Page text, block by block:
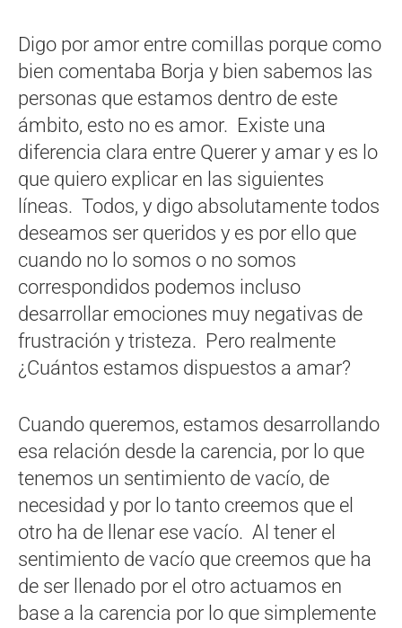
Digo por amor entre comillas porque como
bien comentaba Borja y bien sabemos las
personas que estamos dentro de este
ámbito, esto no es amor. Existe una
diferencia clara entre Querer y amar y es lo
que quiero explicar en las siguientes
líneas. Todos, y digo absolutamente todos
deseamos ser queridos y es por ello que
cuando no lo somos o no somos
correspondidos podemos incluso
desarrollar emociones muy negativas de
frustración y tristeza. Pero realmente
¿Cuántos estamos dispuestos a amar?
Cuando queremos, estamos desarrollando
esa relación desde la carencia, por lo que
tenemos un sentimiento de vacío, de
necesidad y por lo tanto creemos que el
otro ha de llenar ese vacío. Al tener el
sentimiento de vacío que creemos que ha
de ser llenado por el otro actuamos en
base a la carencia por lo que simplemente